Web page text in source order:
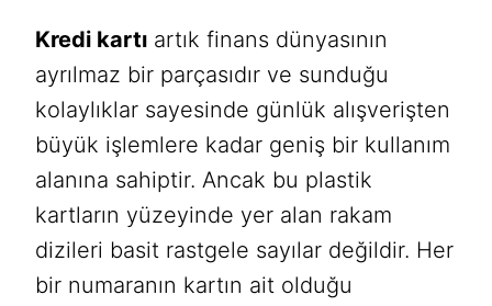
Kredi kartı artık finans dünyasının
ayrılmaz bir parçasıdır ve sunduğu
kolaylıklar sayesinde günlük alışverişten
büyük işlemlere kadar geniş bir kullanım
alanına sahiptir. Ancak bu plastik
kartların yüzeyinde yer alan rakam
dizileri basit rastgele sayılar değildir. Her
bir numaranın kartın ait olduğu